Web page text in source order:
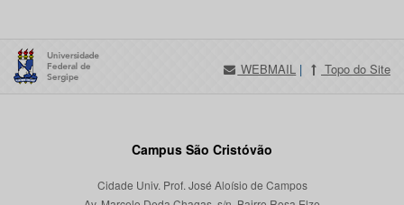
WEBMAIL | Topo do Site
Campus São Cristóvão
Cidade Univ. Prof. José Aloísio de Campos